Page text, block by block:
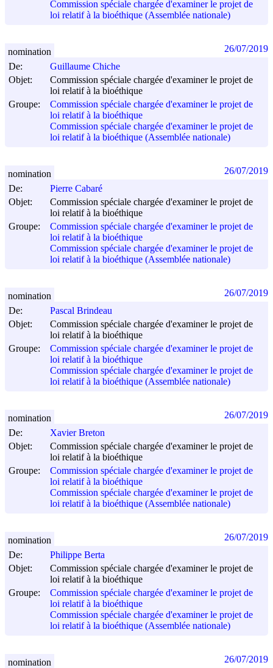
Commission spéciale chargée d'examiner le projet de
loi relatif à la bioéthique (Assemblée nationale)
De:
Guillaume Chiche
Objet:
Commission spéciale chargée d'examiner le projet de
loi relatif à la bioéthique
Groupe:
Commission spéciale chargée d'examiner le projet de
loi relatif à la bioéthique
Commission spéciale chargée d'examiner le projet de
loi relatif à la bioéthique (Assemblée nationale)
nomination 26/07/2019
De:
Pierre Cabaré
Objet:
Commission spéciale chargée d'examiner le projet de
loi relatif à la bioéthique
Groupe:
Commission spéciale chargée d'examiner le projet de
loi relatif à la bioéthique
Commission spéciale chargée d'examiner le projet de
loi relatif à la bioéthique (Assemblée nationale)
nomination 26/07/2019
De:
Pascal Brindeau
Objet:
Commission spéciale chargée d'examiner le projet de
loi relatif à la bioéthique
Groupe:
Commission spéciale chargée d'examiner le projet de
loi relatif à la bioéthique
Commission spéciale chargée d'examiner le projet de
loi relatif à la bioéthique (Assemblée nationale)
nomination 26/07/2019
De:
Xavier Breton
Objet:
Commission spéciale chargée d'examiner le projet de
loi relatif à la bioéthique
Groupe:
Commission spéciale chargée d'examiner le projet de
loi relatif à la bioéthique
Commission spéciale chargée d'examiner le projet de
loi relatif à la bioéthique (Assemblée nationale)
nomination 26/07/2019
De:
Philippe Berta
Objet:
Commission spéciale chargée d'examiner le projet de
loi relatif à la bioéthique
Groupe:
Commission spéciale chargée d'examiner le projet de
loi relatif à la bioéthique
Commission spéciale chargée d'examiner le projet de
loi relatif à la bioéthique (Assemblée nationale)
nomination 26/07/2019
nomination 26/07/2019